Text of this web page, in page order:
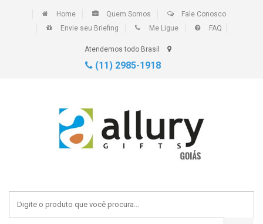
Home Quem Somos
Fale Conosco
Envie seu Briefing
Me Ligue FAQ
Atendemos todo Brasil
(11) 2985-1918